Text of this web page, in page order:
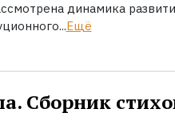
динамика
Ещё
Сборник